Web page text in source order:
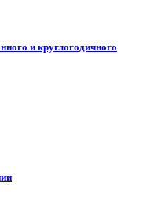
и круглогодичного